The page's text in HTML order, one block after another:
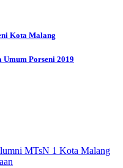
Kota Malang
Porseni 2019